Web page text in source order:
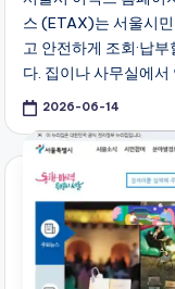
스 (ETAX)는 서울시
고 안전하게 조회·납
다. 집이나 사무실에
2026-06-14